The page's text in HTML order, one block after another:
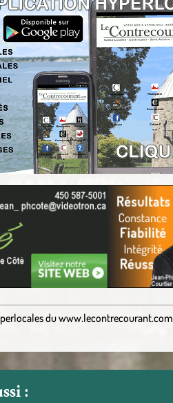
duwww.lecontrecourant.com
: